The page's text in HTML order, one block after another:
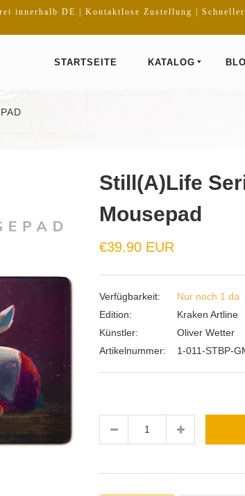
innerhalb DE | Kontaktlose Zustellung | Schneller
STARTSEITE
KATALOG
Still(A)Life
Mousepad
€39.90 EUR
Verfügbarkeit:
Nur noch 1 da
Edition:
Kraken Artline
Künstler:
Oliver Wetter
Artikelnummer:
1-011-STBP-